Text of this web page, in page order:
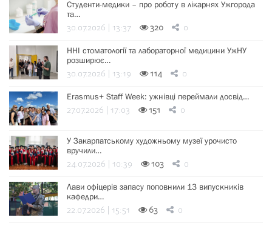
Студенти-медики – про роботу в лікарнях Ужгорода
та…
30.07.2026 | 13:37 320 0
ННІ стоматології та лабораторної медицини УжНУ
розширює…
30.07.2026 | 13:19 114 0
Erasmus+ Staff Week: ужнівці переймали досвід…
27.07.2026 | 17:03 151 0
У Закарпатському художньому музеї урочисто
вручили…
24.07.2026 | 10:39 103 0
Лави офіцерів запасу поповнили 13 випускників
кафедри…
22.07.2026 | 15:51 63 0